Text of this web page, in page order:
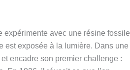
avec une résine fossile
est exposée à la lumière. Dans une
encadre son premier challenge :